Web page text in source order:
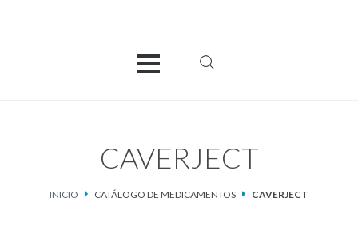
Catálogo de Medicamentos
Ketosteril®
CAVERJECT
INICIO CATÁLOGO DE MEDICAMENTOS CAVERJECT